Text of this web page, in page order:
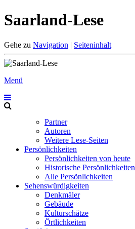
Saarland-Lese
Gehe zu Navigation | Seiteninhalt
Menü
Partner
Autoren
Weitere Lese-Seiten
Persönlichkeiten
Persönlichkeiten von heute
Historische Persönlichkeiten
Alle Persönlichkeiten
Sehenswürdigkeiten
Denkmäler
Gebäude
Kulturschätze
Örtlichkeiten